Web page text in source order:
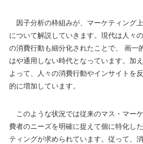
因子分析の枠組みが、マーケティング
について解説していきます。現代は人々
の消費行動も細分化されたことで、 画一
はや通用しない時代となっています。加
よって、人々の消費行動やインサイトを
的に増加しています。
このような状況では従来のマス・マー
費者のニーズを明確に捉えて個に特化し
ティングが求められています。従って、